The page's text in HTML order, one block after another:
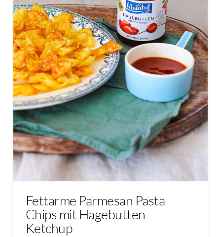
Fettarme Parmesan Pasta
Chips mit Hagebutten-
Ketchup